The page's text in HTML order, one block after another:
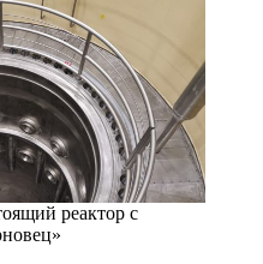
реактор c